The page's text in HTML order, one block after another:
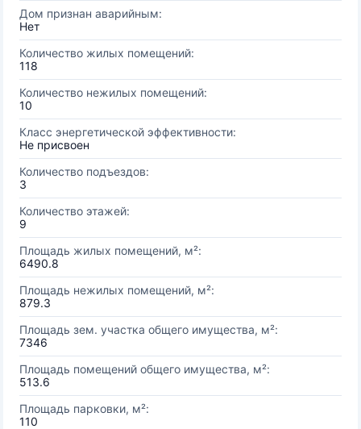
Дом признан аварийным:
Нет
Количество жилых помещений:
118
Количество нежилых помещений:
10
Класс энергетической эффективности:
Не присвоен
Количество подъездов:
3
Количество этажей:
9
Площадь жилых помещений, м²:
6490.8
Площадь нежилых помещений, м²:
879.3
Площадь зем. участка общего имущества, м²:
7346
Площадь помещений общего имущества, м²:
513.6
Площадь парковки, м²:
110